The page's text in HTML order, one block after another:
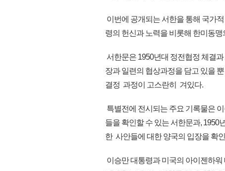
이번에 공개되는 서한을 통해 국가
령의 헌신과 노력을 비롯해 한미동
서한문은 1950년대 정전협정 체결
장과 일련의 협상과정을 담고 있을
결정 과정이 고스란히 겨있다.
특별전에 전시되는 주요 기록물은
들을 확인할 수 있는 서한문과, 1950
한 사안들에 대한 양국의 입장을 확
이승만 대통령과 미국의 아이젠하